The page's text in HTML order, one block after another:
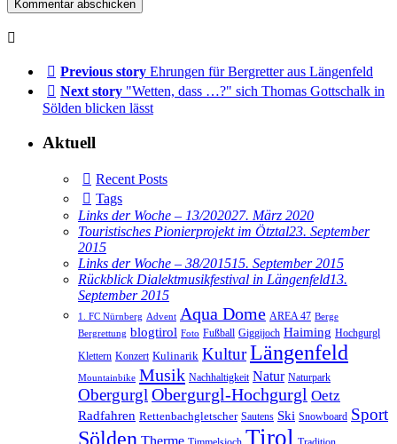
Previous story Ehrungen für Bergretter aus Längenfeld
Next story "Wetten, dass …?" sich Thomas Gottschalk in
Sölden blicken lässt
Aktuell
Recent Posts
Tags
Links der Woche – 13/202027. März 2020
Touristisches Pionierprojekt im Ötztal23. September
2015
Links der Woche – 38/201515. September 2015
Rückblick Dialektmusikfestival in Längenfeld13.
September 2015
1. FC Nürnberg Advent Aqua Dome AREA 47 Berge
Bergrettung blogtirol Foto Fußball Giggijoch Haiming Hochgurgl
Klettern Konzert Kulinarik KulturLängenfeld
Mountainbike Musik Nachhaltigkeit Natur Naturpark
ObergurglObergurgl-Hochgurgl Oetz
Radfahren Rettenbachgletscher Sautens Ski Snowboard Sport
Sölden Tirol